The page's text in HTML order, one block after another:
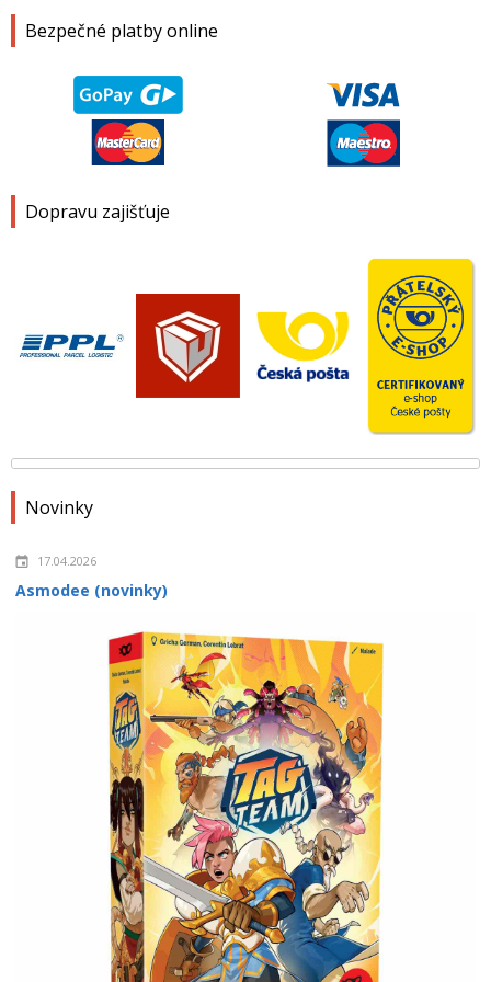
Bezpečné platby online
Dopravu zajišťuje
Novinky
17.04.2026
Asmodee (novinky)